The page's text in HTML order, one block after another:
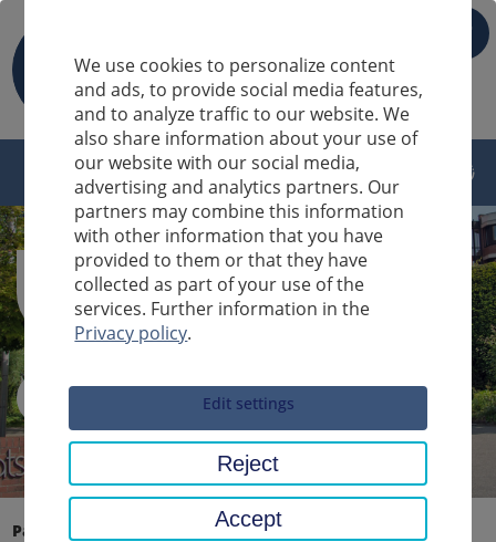
Sucheingabe
Pagina iniziale
Ufficio distrettuale, distretto
We use cookies to personalize content
and ads, to provide social media features,
and to analyze traffic to our website. We
also share information about your use of
our website with our social media,
advertising and analytics partners. Our
partners may combine this information
with other information that you have
provided to them or that they have
collected as part of your use of the
services. Further information in the
Privacy policy.
Edit settings
Reject
Accept